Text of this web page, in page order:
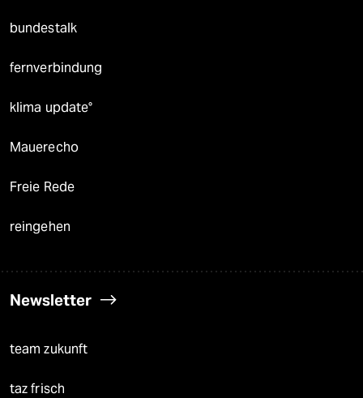
bundestalk
fernverbindung
klima update°
Mauerecho
Freie Rede
reingehen
Newsletter
team zukunft
taz frisch